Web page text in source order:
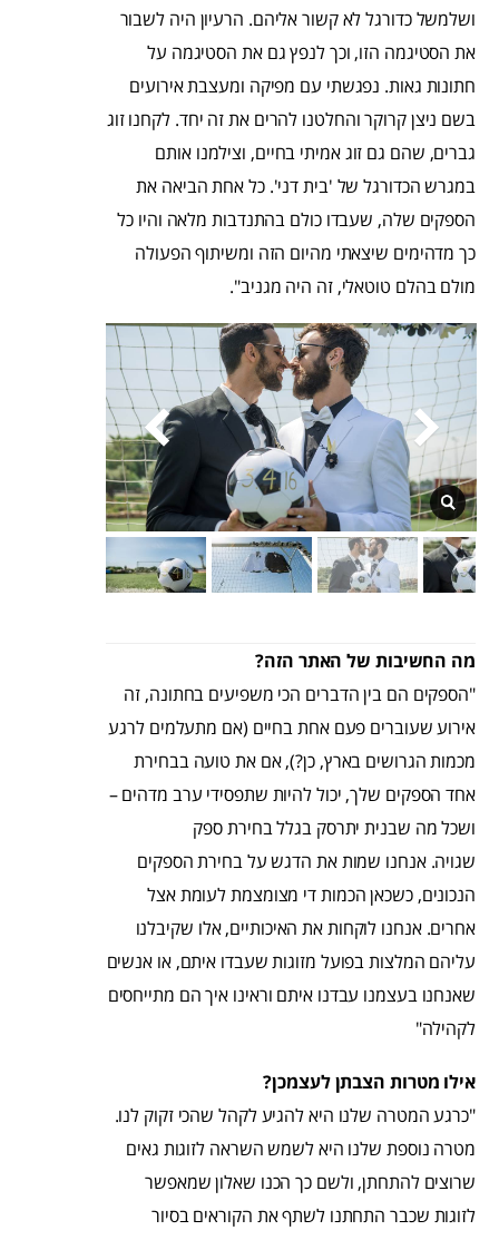
ושלמשל כדורגל לא קשור אליהם. הרעיון היה לשבור
את הסטיגמה הזו, וכך לנפץ גם את הסטיגמה על
חתונות גאות. נפגשתי עם מפיקה ומעצבת אירועים
בשם ניצן קרוקר והחלטנו להרים את זה יחד. לקחנו זוג
גברים, שהם גם זוג אמיתי בחיים, וצילמנו אותם
במגרש הכדורגל של 'בית דני'. כל אחת הביאה את
הספקים שלה, שעבדו כולם בהתנדבות מלאה והיו כל
כך מדהימים שיצאתי מהיום הזה ומשיתוף הפעולה
מולם בהלם טוטאלי, זה היה מגניב".
מה החשיבות של האתר הזה?
"הספקים הם בין הדברים הכי משפיעים בחתונה, זה
אירוע שעוברים פעם אחת בחיים (אם מתעלמים לרגע
מכמות הגרושים בארץ, כן?), אם את טועה בבחירת
אחד הספקים שלך, יכול להיות שתפסידי ערב מדהים –
ושכל מה שבנית יתרסק בגלל בחירת ספק
שגויה. אנחנו שמות את הדגש על בחירת הספקים
הנכונים, כשכאן הכמות די מצומצמת לעומת אצל
אחרים. אנחנו לוקחות את האיכותיים, אלו שקיבלנו
עליהם המלצות בפועל מזוגות שעבדו איתם, או אנשים
שאנחנו בעצמנו עבדנו איתם וראינו איך הם מתייחסים
לקהילה"
אילו מטרות הצבתן לעצמכן?
"כרגע המטרה שלנו היא להגיע לקהל שהכי זקוק לנו.
מטרה נוספת שלנו היא לשמש השראה לזוגות גאים
שרוצים להתחתן, ולשם כך הכנו שאלון שמאפשר
לזוגות שכבר התחתנו לשתף את הקוראים בסיור